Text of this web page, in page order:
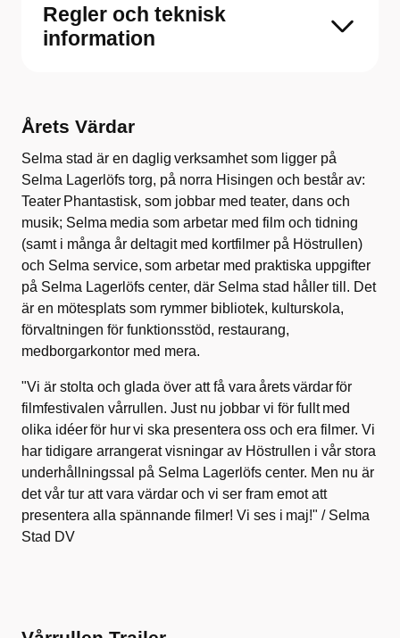
Regler och teknisk
information
Årets Värdar
Selma stad är en daglig verksamhet som ligger på
Selma Lagerlöfs torg, på norra Hisingen och består av:
Teater Phantastisk, som jobbar med teater, dans och
musik; Selma media som arbetar med film och tidning
(samt i många år deltagit med kortfilmer på Höstrullen)
och Selma service, som arbetar med praktiska uppgifter
på Selma Lagerlöfs center, där Selma stad håller till. Det
är en mötesplats som rymmer bibliotek, kulturskola,
förvaltningen för funktionsstöd, restaurang,
medborgarkontor med mera.
"Vi är stolta och glada över att få vara årets värdar för
filmfestivalen vårrullen. Just nu jobbar vi för fullt med
olika idéer för hur vi ska presentera oss och era filmer. Vi
har tidigare arrangerat visningar av Höstrullen i vår stora
underhållningssal på Selma Lagerlöfs center. Men nu är
det vår tur att vara värdar och vi ser fram emot att
presentera alla spännande filmer! Vi ses i maj!" / Selma
Stad DV